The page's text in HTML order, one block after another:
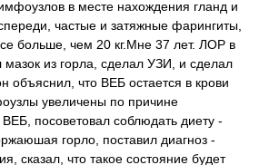
в месте нахождения гланд и
частые и затяжные фарингиты,
больше, чем 20 кг.Мне 37 лет. ЛОР в
мазок из горла, сделал УЗИ, и сделал
объяснил, что ВЕБ остается в крови
увеличены по причине
посоветовал соблюдать диету -
горло, поставил диагноз -
сказал, что такое состояние будет